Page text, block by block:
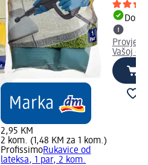
2,95 KM
2 kom. (1,48 KM za 1 kom.)
ProfissimoRukavice od
lateksa, 1 par, 2 kom.
Vašoj